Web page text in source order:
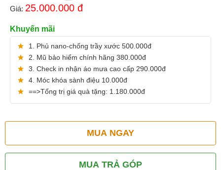
Giá: 25.000.000 đ
Khuyến mãi
1. Phủ nano-chống trầy xước 500.000đ
2. Mũ bảo hiểm chính hãng 380.000đ
3. Check in nhận áo mưa cao cấp 290.000đ
4. Móc khóa sành điệu 10.000đ
==>Tổng trị giá quà tặng: 1.180.000đ
MUA NGAY
MUA TRẢ GÓP